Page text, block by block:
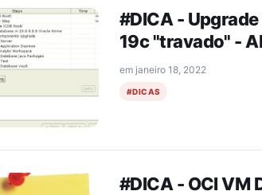
#DICA -
19c "travado" -
em janeiro 18, 2022
#DICAS
#DICA - OCI VM